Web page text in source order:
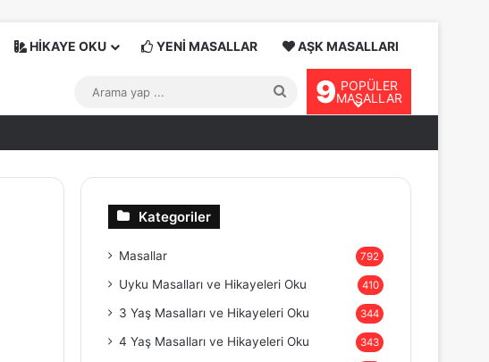
HİKAYE OKU YENİ MASALLAR AŞK MASALLARI
Arama
...
9 POPÜLER
MASALLAR
Kategoriler
Masallar 792
Uyku Masalları ve Hikayeleri Oku 410
3 Yaş Masalları ve Hikayeleri Oku 344
4 Yaş Masalları ve Hikayeleri Oku 343